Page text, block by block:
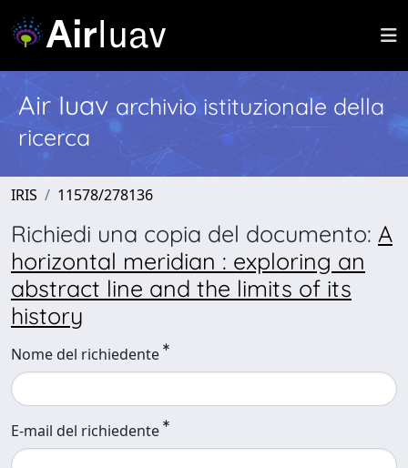
Air Iuav archivio istituzionale della
ricerca
IRIS 11578/278136
Richiedi una copia del documento: A
horizontal meridian : exploring an
abstract line and the limits of its
history
Nome del richiedente
E-mail del richiedente